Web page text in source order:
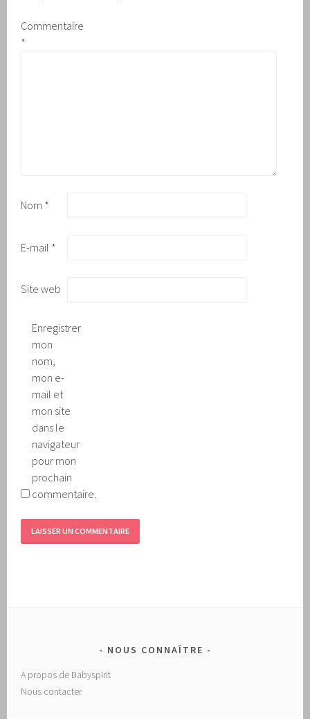
Commentaire
*
Nom *
E-mail *
Site web
Enregistrer
mon
nom,
mon e-
mail et
mon site
dans le
navigateur
pour mon
prochain
commentaire.
NOUS CONNAÎTRE
A propos de Babyspirit
Nous contacter